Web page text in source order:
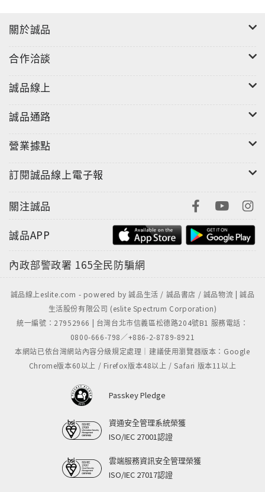
關於誠品
合作洽談
誠品線上
誠品通路
營業據點
訂閱誠品線上電子報
關注誠品
誠品APP
內政部警政署 165全民防騙網
誠品線上eslite.com - powered by 誠品生活 / 誠品書店 / 誠品物流 | 誠品
生活股份有限公司 (eslite Spectrum Corporation)
統一編號：27952966 | 台灣台北市信義區松德路204號B1 服務電話：
0800-666-798／+886-2-8789-8921
本網站已依台灣網站內容分級規定處理｜建議使用瀏覽器版本：Google
Chrome版本60以上 / Firefox版本48以上 / Safari 版本11以上
Passkey Pledge
資通安全管理系統榮獲
ISO/IEC 27001認證
雲端服務資訊安全管理榮獲
ISO/IEC 27017認證